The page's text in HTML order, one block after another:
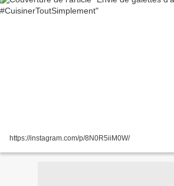
https://instagram.com/p/8N0R5iiM0W/